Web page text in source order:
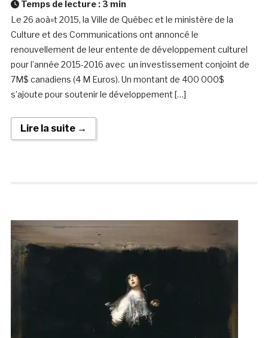
Temps de lecture : 3 min
Le 26 aoà»t 2015, la Ville de Québec et le ministère de la
Culture et des Communications ont annoncé le
renouvellement de leur entente de développement culturel
pour l’année 2015-2016 avec un investissement conjoint de
7M$ canadiens (4 M Euros). Un montant de 400 000$
s’ajoute pour soutenir le développement […]
Lire la suite →